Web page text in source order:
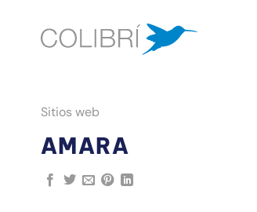
contenido
Sitios web
AMARA